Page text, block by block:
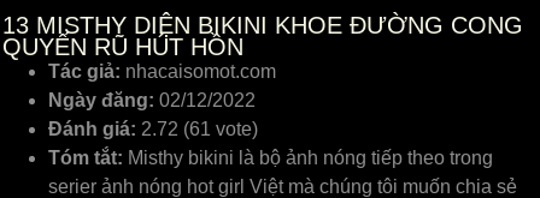
13 MISTHY DIỆN BIKINI KHOE ĐƯỜNG CONG
QUYẾN RŨ HÚT HỒN
Tác giả: nhacaisomot.com
Ngày đăng: 02/12/2022
Đánh giá: 2.72 (61 vote)
Tóm tắt: Misthy bikini là bộ ảnh nóng tiếp theo trong
serier ảnh nóng hot girl Việt mà chúng tôi muốn chia sẻ